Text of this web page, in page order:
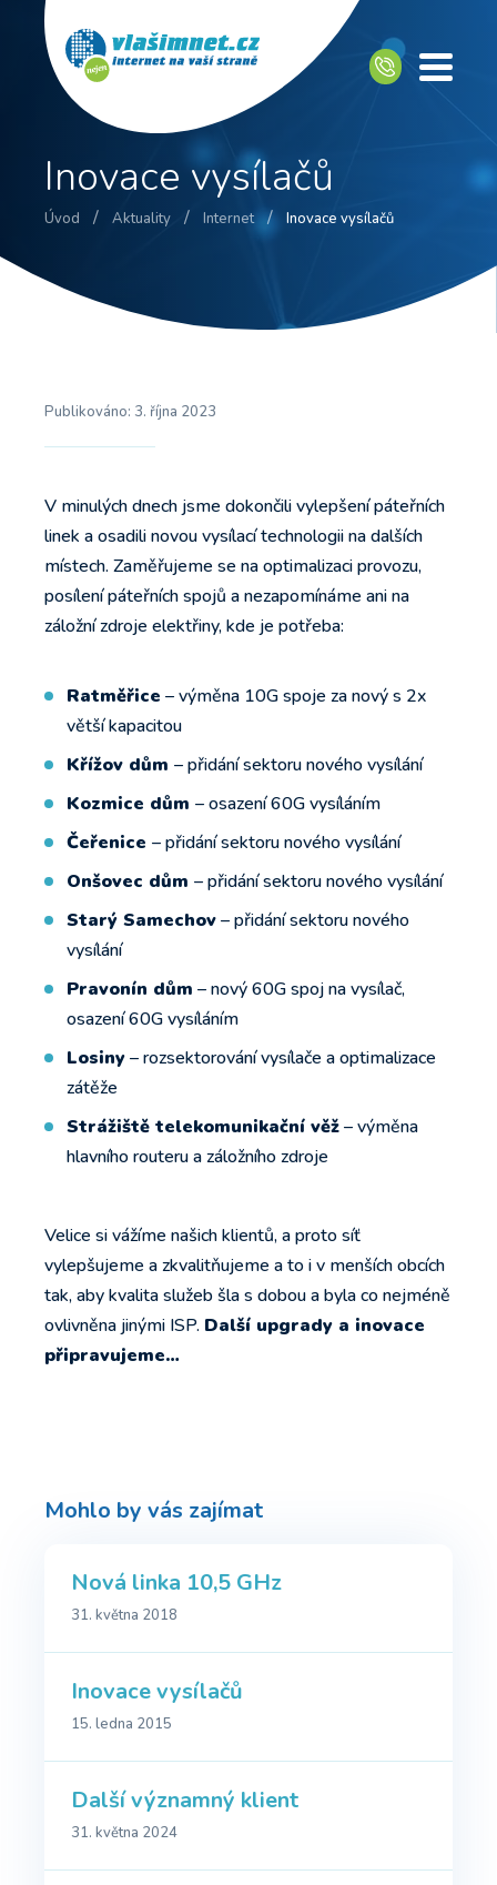
Inovace vysílačů
Úvod / Aktuality / Internet / Inovace vysílačů
Publikováno: 3. října 2023
V minulých dnech jsme dokončili vylepšení páteřních
linek a osadili novou vysílací technologii na dalších
místech. Zaměřujeme se na optimalizaci provozu,
posílení páteřních spojů a nezapomínáme ani na
záložní zdroje elektřiny, kde je potřeba:
Ratměřice – výměna 10G spoje za nový s 2x
větší kapacitou
Křížov dům – přidání sektoru nového vysílání
Kozmice dům – osazení 60G vysíláním
Čeřenice – přidání sektoru nového vysílání
Onšovec dům – přidání sektoru nového vysílání
Starý Samechov– přidání sektoru nového
vysílání
Pravonín dům – nový 60G spoj na vysílač,
osazení 60G vysíláním
Losiny– rozsektorování vysílače a optimalizace
zátěže
Strážiště telekomunikační věž– výměna
hlavního routeru a záložního zdroje
Velice si vážíme našich klientů, a proto síť
vylepšujeme a zkvalitňujeme a to i v menších obcích
tak, aby kvalita služeb šla s dobou a byla co nejméně
ovlivněna jinými ISP. Další upgrady a inovace
připravujeme…
Mohlo by vás zajímat
Nová linka 10,5 GHz
31. května 2018
Inovace vysílačů
15. ledna 2015
Další významný klient
31. května 2024